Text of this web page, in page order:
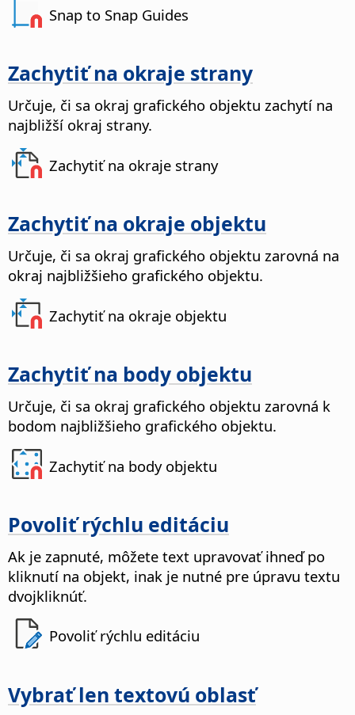
Snap to Snap Guides
Zachytiť na okraje strany
Určuje, či sa okraj grafického objektu zachytí na
najbližší okraj strany.
Zachytiť na okraje strany
Zachytiť na okraje objektu
Určuje, či sa okraj grafického objektu zarovná na
okraj najbližšieho grafického objektu.
Zachytiť na okraje objektu
Zachytiť na body objektu
Určuje, či sa okraj grafického objektu zarovná k
bodom najbližšieho grafického objektu.
Zachytiť na body objektu
Povoliť rýchlu editáciu
Ak je zapnuté, môžete text upravovať ihneď po
kliknutí na objekt, inak je nutné pre úpravu textu
dvojkliknúť.
Povoliť rýchlu editáciu
Vybrať len textovú oblasť